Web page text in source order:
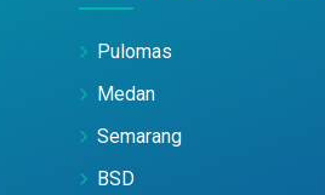
Pulomas
Medan
Semarang
BSD